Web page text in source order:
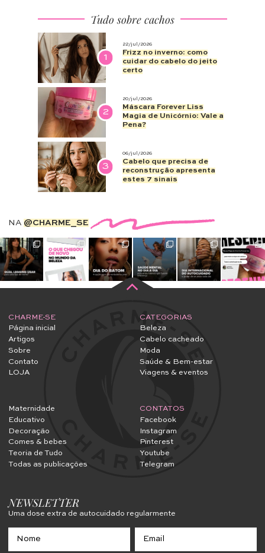
Tudo sobre cachos
1
22/jul/2026
Frizz no inverno: como
cuidar do cabelo do jeito
certo
2
20/jul/2026
Máscara Forever Liss
Magia de Unicórnio: Vale a
Pena?
3
06/jul/2026
Cabelo que precisa de
reconstrução apresenta
estes 7 sinais
NA @CHARME_SE
CHARME-SE
Página inicial
Artigos
Sobre
Contato
LOJA
CATEGORIAS
Beleza
Cabelo cacheado
Moda
Saúde & Bem-estar
Viagens & eventos
Maternidade
Educativo
Decoração
Comes & bebes
Teoria de Tudo
Todas as publicações
CONTATOS
Facebook
Instagram
Pinterest
Youtube
Telegram
NEWSLETTER
Uma dose extra de autocuidado regularmente